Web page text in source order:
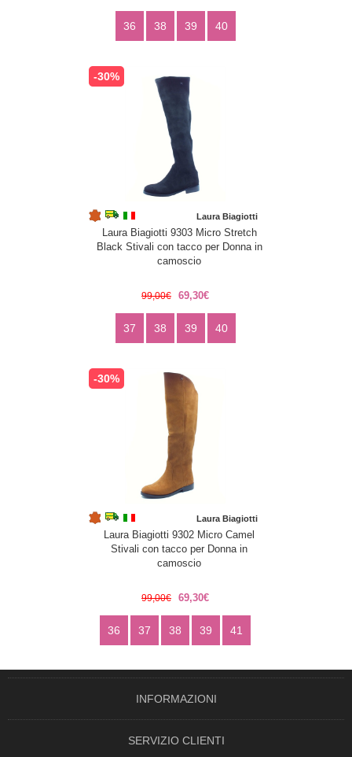
36 38 39 40
-30%
Laura Biagiotti
Laura Biagiotti 9303 Micro Stretch
Black Stivali con tacco per Donna in
camoscio
99,00€ 69,30€
37 38 39 40
-30%
Laura Biagiotti
Laura Biagiotti 9302 Micro Camel
Stivali con tacco per Donna in
camoscio
99,00€ 69,30€
36 37 38 39 41
INFORMAZIONI
SERVIZIO CLIENTI